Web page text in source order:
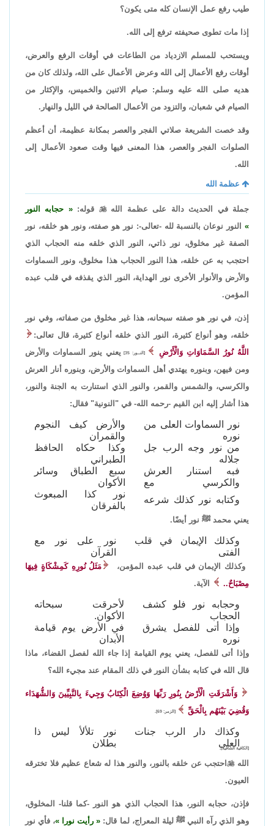
طيب رفع عمل الإنسان كله متى يكون؟
إذا مات تطوى صحيفته ترفع إلى الله.
ويستحب للمسلم الازدياد من الطاعات في أوقات الرفع والعرض،
أوقات رفع الأعمال إلى الله وعرض الأعمال على الله، ولذلك كان من
هديه صلى الله عليه وسلم: صيام الاثنين والخميس، والإكثار من
الصيام في شعبان، والتزود من الأعمال الصالحة في الليل والنهار.
وقد خصت الشريعة صلاتي الفجر والعصر بمكانة عظيمة، أن أعظم
الصلوات الفجر والعصر، هذا المعنى فيها وقت صعود الأعمال إلى
الله.
عظمة الله
جملة في الحديث دالة على عظمة الله قوله:
حجابه النور
النور نوعان بالنسبة لله -تعالى-: نور هو صفته، ونور هو خلقه، نور
الصفة غير مخلوق، نور ذاتي، النور الذي خلقه منه الحجاب الذي
احتجب به عن خلقه، هذا النور الحجاب هذا مخلوق، ونور السماوات
والأرض والأنوار الأخرى نور الهداية، النور الذي يقذفه في قلب عبده
المؤمن.
إذن، في نور هو صفته سبحانه، هذا غير مخلوق من صفاته، وفي نور
خلقه، وهو أنواع كثيرة، النور الذي خلقه أنواع كثيرة، قال تعالى:
اللَّهُ نُورُ السَّمَاوَاتِ وَالْأَرْضِ
[النــور: 35]
يعني ينور السماوات والأرض
ومن فيهن، وبنوره يهتدي أهل السماوات والأرض، وبنوره أنار العرش
والكرسي، والشمس والقمر، والنور الذي استنارت به الجنة والنور،
هذا أشار إليه ابن القيم -رحمه الله- في "النونية" فقال:
نور السماوات العلى من
نوره
والأرض كيف النجوم
والقمران
من نور وجه الرب جل
جلاله
وكذا حكاه الحافظ
الطبراني
فبه استنار العرش
والكرسي مع
سبع الطباق وسائر
الأكوان
وكتابه نور كذلك شرعه
نور كذا المبعوث
بالفرقان
يعني محمد ﷺ نور أيضًا.
وكذلك الإيمان في قلب
الفتى
نور على نور مع
القرآن
وكذلك الإيمان في قلب عبده المؤمن،
مَثَلُ نُورِهِ ‌كَمِشْكَاةٍ ‌فِيهَا
‌مِصْبَاحٌ..
الآية.
وحجابه نور فلو كشف
الحجاب
لأحرقت سبحاته
الأكوان.
وإذا أتى للفصل يشرق
نوره
في الأرض يوم قيامة
الأبدان
وإذا أتى للفصل، يعني يوم القيامة إذا جاء الله لفصل القضاء، ماذا
قال الله في كتابه بشأن النور في ذلك المقام عند مجيء الله؟
وَأَشْرَقَتِ الْأَرْضُ بِنُورِ رَبِّهَا وَوُضِعَ الْكِتَابُ وَجِيءَ بِالنَّبِيِّينَ وَالشُّهَدَاء
وَقُضِيَ بَيْنَهُم بِالْحَقِّ
[الزمر: 69].
وكذاك دار الرب جنات
العلى
نور تلألأ ليس ذا
بطلان
[الكافية الشافية].
اللهاحتجب عن خلقه بالنور، والنور هذا له شعاع عظيم فلا تخترقه
العيون.
فإذن، حجابه النور، هذا الحجاب الذي هو النور -كما قلنا- المخلوق،
وهو الذي رآه النبي ﷺ ليلة المعراج، لما قال:
رأيت نورا
، فأي نور